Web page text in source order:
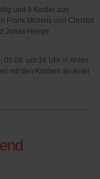
und 8 Kinder aus
Frank Michels und Christof
Jonas Heege
05.08. um 16 Uhr in Ahlen
mit den Kindern an einer